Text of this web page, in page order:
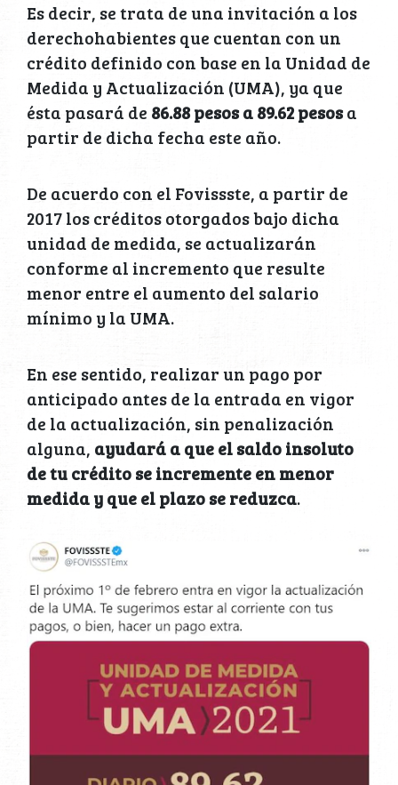
Es decir, se trata de una invitación a los
derechohabientes que cuentan con un
crédito definido con base en la Unidad de
Medida y Actualización (UMA), ya que
ésta pasará de 86.88 pesos a 89.62 pesosa
partir de dicha fecha este año.
De acuerdo con el Fovissste, a partir de
2017 los créditos otorgados bajo dicha
unidad de medida, se actualizarán
conforme al incremento que resulte
menor entre el aumento del salario
mínimo y la UMA.
En ese sentido, realizar un pago por
anticipado antes de la entrada en vigor
de la actualización, sin penalización
alguna, ayudará a que el saldo insoluto
de tu crédito se incremente en menor
medida y que el plazo se reduzca.